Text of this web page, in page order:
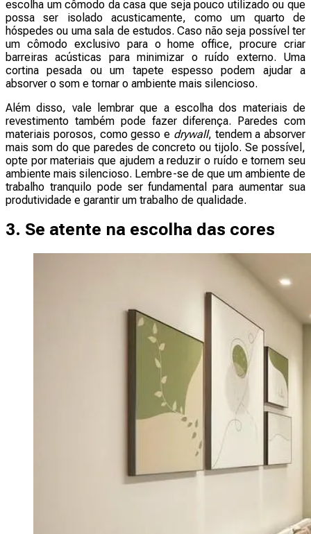
escolha um cômodo da casa que seja pouco utilizado ou que
possa ser isolado acusticamente, como um quarto de
hóspedes ou uma sala de estudos. Caso não seja possível ter
um cômodo exclusivo para o home office, procure criar
barreiras acústicas para minimizar o ruído externo. Uma
cortina pesada ou um tapete espesso podem ajudar a
absorver o som e tornar o ambiente mais silencioso.
Além disso, vale lembrar que a escolha dos materiais de
revestimento também pode fazer diferença. Paredes com
materiais porosos, como gesso e drywall, tendem a absorver
mais som do que paredes de concreto ou tijolo. Se possível,
opte por materiais que ajudem a reduzir o ruído e tornem seu
ambiente mais silencioso. Lembre-se de que um ambiente de
trabalho tranquilo pode ser fundamental para aumentar sua
produtividade e garantir um trabalho de qualidade.
3. Se atente na escolha das cores